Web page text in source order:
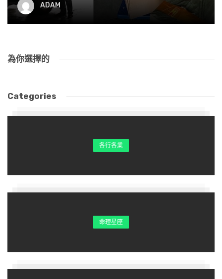
ADAM
為你選擇的
Categories
各行各業
命理星座